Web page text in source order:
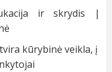
ir skrydis |
kūrybinė veikla, į